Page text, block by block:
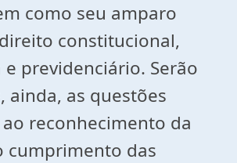
como seu amparo
constitucional,
previdenciário. Serão
ainda, as questões
reconhecimento da
cumprimento das